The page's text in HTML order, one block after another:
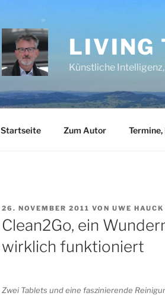
LIVING
Künstliche
Startseite Zum Autor
VERÖFFENTLICHT
AM
26. NOVEMBER 2011 VON UWE HAUCK
Clean2Go, ein
wirklich funktioniert
Zwei Tablets und eine faszinierende